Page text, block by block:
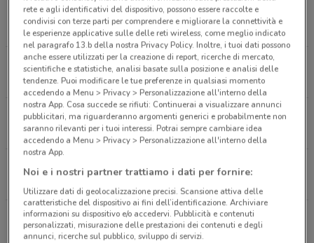
Contrada Bondifè Melilli
2.3 km
Via Padre Gaudenzio Cianci, 22A Sortino
8.7 km
APERTO
Viale Vittorio Veneto, 114 Floridia
11.2 km
APERTO
Viale Edoardo Garrone Melilli
Viale Edoardo Garrone Siracusa
11.8 km
APERTO
rete e agli identificativi del dispositivo, possono essere raccolte e
condivisi con terze parti per comprendere e migliorare la connettività e
le esperienze applicative sulle delle reti wireless, come meglio indicato
nel paragrafo 13.b della nostra Privacy Policy. Inoltre, i tuoi dati possono
anche essere utilizzati per la creazione di report, ricerche di mercato,
scientifiche e statistiche, analisi basate sulla posizione e analisi delle
tendenze. Puoi modificare le tue preferenze in qualsiasi momento
accedendo a Menu > Privacy > Personalizzazione all'interno della
nostra App. Cosa succede se rifiuti: Continuerai a visualizzare annunci
pubblicitari, ma riguarderanno argomenti generici e probabilmente non
saranno rilevanti per i tuoi interessi. Potrai sempre cambiare idea
accedendo a Menu > Privacy > Personalizzazione all'interno della
nostra App.
Noi e i nostri partner trattiamo i dati per fornire:
Utilizzare dati di geolocalizzazione precisi. Scansione attiva delle
caratteristiche del dispositivo ai fini dell’identificazione. Archiviare
informazioni su dispositivo e/o accedervi. Pubblicità e contenuti
personalizzati, misurazione delle prestazioni dei contenuti e degli
annunci, ricerche sul pubblico, sviluppo di servizi.